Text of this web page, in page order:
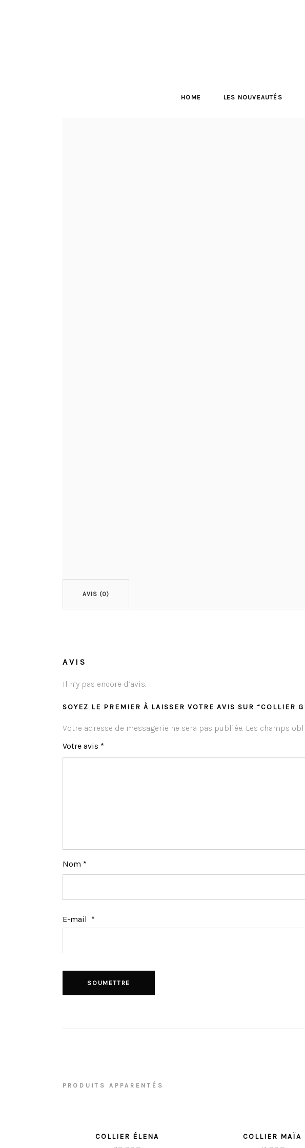
HOME LES NOUVEAUTÉS
AVIS (0)
AVIS
Il n’y pas encore d’avis.
SOYEZ LE PREMIER À LAISSER VOTRE AVIS SUR “COLLIER
Votre adresse de messagerie ne sera pas publiée. Les champs
Votre avis *
Nom *
E-mail *
PRODUITS APPARENTÉS
COLLIER ÉLENA COLLIER MAÏA